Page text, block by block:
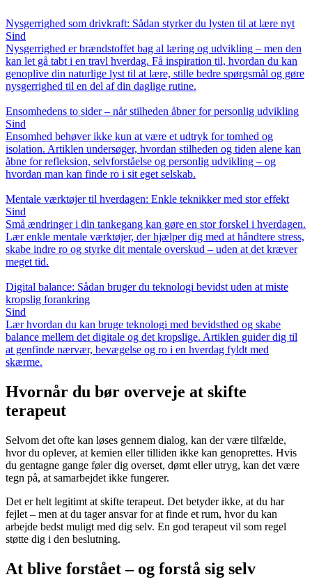
Nysgerrighed som drivkraft: Sådan styrker du lysten til at lære nyt
Sind
Nysgerrighed er brændstoffet bag al læring og udvikling – men den
kan let gå tabt i en travl hverdag. Få inspiration til, hvordan du kan
genoplive din naturlige lyst til at lære, stille bedre spørgsmål og gøre
nysgerrighed til en del af din daglige rutine.
Ensomhedens to sider – når stilheden åbner for personlig udvikling
Sind
Ensomhed behøver ikke kun at være et udtryk for tomhed og
isolation. Artiklen undersøger, hvordan stilheden og tiden alene kan
åbne for refleksion, selvforståelse og personlig udvikling – og
hvordan man kan finde ro i sit eget selskab.
Mentale værktøjer til hverdagen: Enkle teknikker med stor effekt
Sind
Små ændringer i din tankegang kan gøre en stor forskel i hverdagen.
Lær enkle mentale værktøjer, der hjælper dig med at håndtere stress,
skabe indre ro og styrke dit mentale overskud – uden at det kræver
meget tid.
Digital balance: Sådan bruger du teknologi bevidst uden at miste
kropslig forankring
Sind
Lær hvordan du kan bruge teknologi med bevidsthed og skabe
balance mellem det digitale og det kropslige. Artiklen guider dig til
at genfinde nærvær, bevægelse og ro i en hverdag fyldt med
skærme.
Hvornår du bør overveje at skifte
terapeut
Selvom det ofte kan løses gennem dialog, kan der være tilfælde,
hvor du oplever, at kemien eller tilliden ikke kan genoprettes. Hvis
du gentagne gange føler dig overset, dømt eller utryg, kan det være
tegn på, at samarbejdet ikke fungerer.
Det er helt legitimt at skifte terapeut. Det betyder ikke, at du har
fejlet – men at du tager ansvar for at finde et rum, hvor du kan
arbejde bedst muligt med dig selv. En god terapeut vil som regel
støtte dig i den beslutning.
At blive forstået – og forstå sig selv